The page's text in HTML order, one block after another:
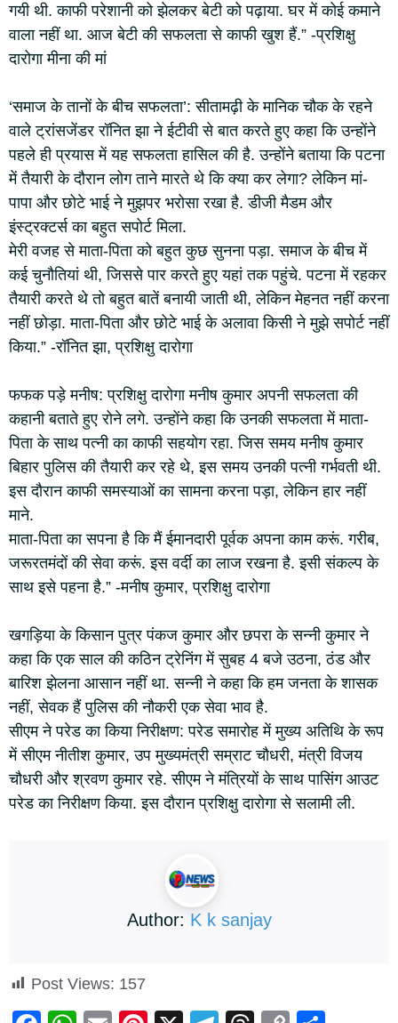
गयी थी. काफी परेशानी को झेलकर बेटी को पढ़ाया. घर में कोई कमाने
वाला नहीं था. आज बेटी की सफलता से काफी खुश हैं.” -प्रशिक्षु
दारोगा मीना की मां
‘समाज के तानों के बीच सफलता’: सीतामढ़ी के मानिक चौक के रहने
वाले ट्रांसजेंडर रॉनित झा ने ईटीवी से बात करते हुए कहा कि उन्होंने
पहले ही प्रयास में यह सफलता हासिल की है. उन्होंने बताया कि पटना
में तैयारी के दौरान लोग ताने मारते थे कि क्या कर लेगा? लेकिन मां-
पापा और छोटे भाई ने मुझपर भरोसा रखा है. डीजी मैडम और
इंस्ट्रक्टर्स का बहुत सपोर्ट मिला.
मेरी वजह से माता-पिता को बहुत कुछ सुनना पड़ा. समाज के बीच में
कई चुनौतियां थी, जिससे पार करते हुए यहां तक पहुंचे. पटना में रहकर
तैयारी करते थे तो बहुत बातें बनायी जाती थी, लेकिन मेहनत नहीं करना
नहीं छोड़ा. माता-पिता और छोटे भाई के अलावा किसी ने मुझे सपोर्ट नहीं
किया.” -रॉनित झा, प्रशिक्षु दारोगा
फफक पड़े मनीष: प्रशिक्षु दारोगा मनीष कुमार अपनी सफलता की
कहानी बताते हुए रोने लगे. उन्होंने कहा कि उनकी सफलता में माता-
पिता के साथ पत्नी का काफी सहयोग रहा. जिस समय मनीष कुमार
बिहार पुलिस की तैयारी कर रहे थे, इस समय उनकी पत्नी गर्भवती थी.
इस दौरान काफी समस्याओं का सामना करना पड़ा, लेकिन हार नहीं
माने.
माता-पिता का सपना है कि मैं ईमानदारी पूर्वक अपना काम करूं. गरीब,
जरूरतमंदों की सेवा करूं. इस वर्दी का लाज रखना है. इसी संकल्प के
साथ इसे पहना है.” -मनीष कुमार, प्रशिक्षु दारोगा
खगड़िया के किसान पुत्र पंकज कुमार और छपरा के सन्नी कुमार ने
कहा कि एक साल की कठिन ट्रेनिंग में सुबह 4 बजे उठना, ठंड और
बारिश झेलना आसान नहीं था. सन्नी ने कहा कि हम जनता के शासक
नहीं, सेवक हैं पुलिस की नौकरी एक सेवा भाव है.
सीएम ने परेड का किया निरीक्षण: परेड समारोह में मुख्य अतिथि के रूप
में सीएम नीतीश कुमार, उप मुख्यमंत्री सम्राट चौधरी, मंत्री विजय
चौधरी और श्रवण कुमार रहे. सीएम ने मंत्रियों के साथ पासिंग आउट
परेड का निरीक्षण किया. इस दौरान प्रशिक्षु दारोगा से सलामी ली.
Author: K k sanjay
Post Views: 157